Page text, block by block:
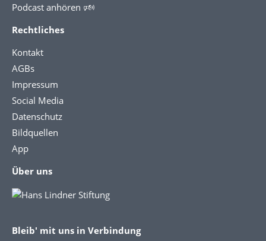
Podcast anhören 🕬
Rechtliches
Kontakt
AGBs
Impressum
Social Media
Datenschutz
Bildquellen
App
Über uns
Bleib' mit uns in Verbindung